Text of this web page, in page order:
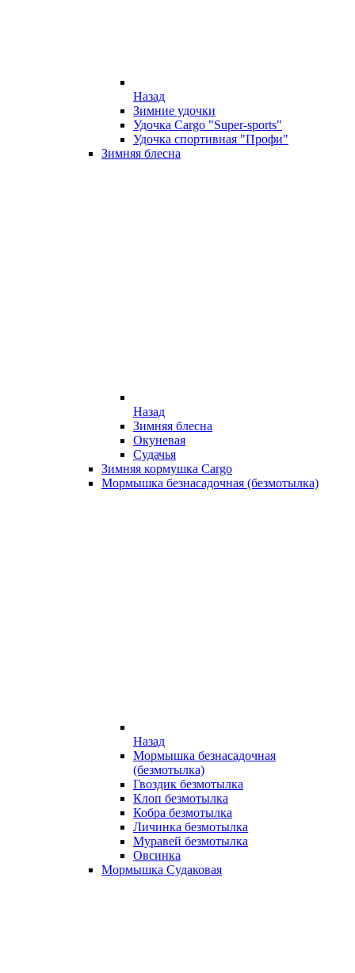
Назад
Зимние удочки
Удочка Cargo "Super-sports"
Удочка спортивная "Профи"
Зимняя блесна
Назад
Зимняя блесна
Окуневая
Судачья
Зимняя кормушка Cargo
Мормышка безнасадочная (безмотылка)
Назад
Мормышка безнасадочная
(безмотылка)
Гвоздик безмотылка
Клоп безмотылка
Кобра безмотылка
Личинка безмотылка
Муравей безмотылка
Овсинка
Мормышка Судаковая